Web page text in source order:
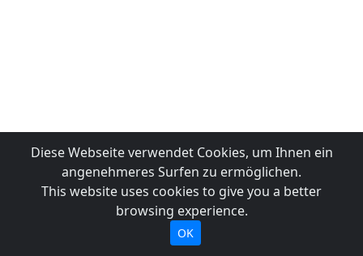
Diese Webseite verwendet Cookies, um Ihnen ein
angenehmeres Surfen zu ermöglichen.
This website uses cookies to give you a better
browsing experience.
OK